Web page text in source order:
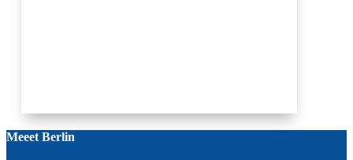
Meeet Berlin